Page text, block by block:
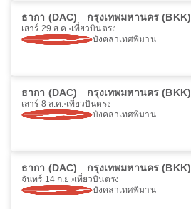
ธากา (DAC) กรุงเทพมหานคร (BKK)
เสาร์ 29 ส.ค. เที่ยวบินตรง
บังคลาเทศพิมาน
ธากา (DAC) กรุงเทพมหานคร (BKK)
เสาร์ 8 ส.ค. เที่ยวบินตรง
บังคลาเทศพิมาน
ธากา (DAC) กรุงเทพมหานคร (BKK)
จันทร์ 14 ก.ย. เที่ยวบินตรง
บังคลาเทศพิมาน